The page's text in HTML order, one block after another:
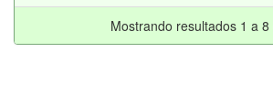
Mostrando resultados 1 a 8